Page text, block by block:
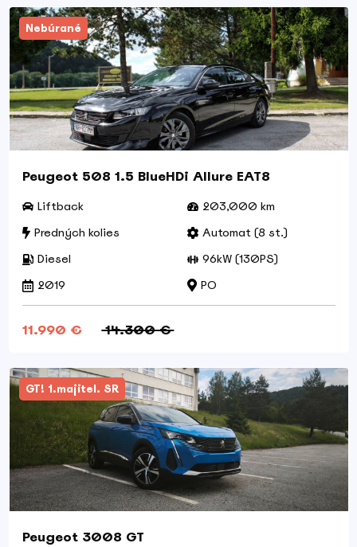
Nebúrané
Peugeot 508 1.5 BlueHDi Allure EAT8
Liftback
203,000 km
Predných kolies
Automat (8 st.)
Diesel
96kW (130PS)
2019
PO
11.990 € 14.300 €
GT! 1.majitel. SR
Peugeot 3008 GT